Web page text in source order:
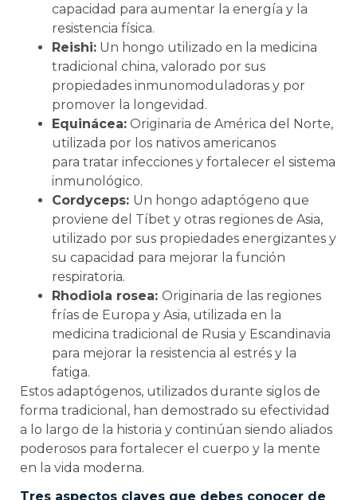
capacidad para aumentar la energía y la
resistencia física.
Reishi: Un hongo utilizado en la medicina
tradicional china, valorado por sus
propiedades inmunomoduladoras y por
promover la longevidad.
Equinácea: Originaria de América del Norte,
utilizada por los nativos americanos
para tratar infecciones y fortalecer el sistema
inmunológico.
Cordyceps: Un hongo adaptógeno que
proviene del Tíbet y otras regiones de Asia,
utilizado por sus propiedades energizantes y
su capacidad para mejorar la función
respiratoria.
Rhodiola rosea: Originaria de las regiones
frías de Europa y Asia, utilizada en la
medicina tradicional de Rusia y Escandinavia
para mejorar la resistencia al estrés y la
fatiga.
Estos adaptógenos, utilizados durante siglos de
forma tradicional, han demostrado su efectividad
a lo largo de la historia y continúan siendo aliados
poderosos para fortalecer el cuerpo y la mente
en la vida moderna.
Tres aspectos claves que debes conocer de